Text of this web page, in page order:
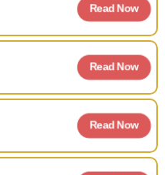
Read Now
Read Now
Read Now